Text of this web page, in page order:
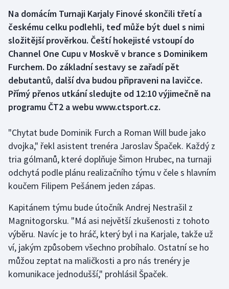
Box
Curling
Dostihy
Florbal
Golf
Gymnastika
Jezdectví
Judo
Krasobruslení
Na domácím Turnaji Karjaly Finové skončili třetí a
českému celku podlehli, teď může být duel s nimi
složitější prověrkou. Čeští hokejisté vstoupí do
Channel One Cupu v Moskvě v brance s Dominikem
Furchem. Do základní sestavy se zařadí pět
debutantů, další dva budou připraveni na lavičce.
Přímý přenos utkání sledujte od 12:10 výjimečně na
programu ČT2 a webu www.ctsport.cz.
"Chytat bude Dominik Furch a Roman Will bude jako
dvojka," řekl asistent trenéra Jaroslav Špaček. Každý z
tria gólmanů, které doplňuje Šimon Hrubec, na turnaji
odchytá podle plánu realizačního týmu v čele s hlavním
koučem Filipem Pešánem jeden zápas.
Kapitánem týmu bude útočník Andrej Nestrašil z
Magnitogorsku. "Má asi největší zkušenosti z tohoto
výběru. Navíc je to hráč, který byl i na Karjale, takže už
ví, jakým způsobem všechno probíhalo. Ostatní se ho
můžou zeptat na maličkosti a pro nás trenéry je
komunikace jednodušší," prohlásil Špaček.